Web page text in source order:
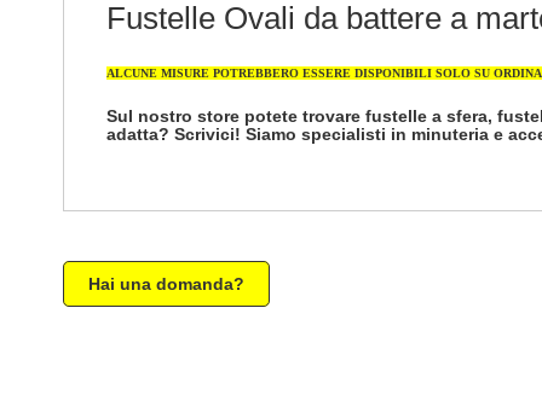
Fustelle Ovali da battere a
ALCUNE MISURE POTREBBERO ESSERE DISPONIBILI SOLO SU
Sul nostro store potete trovare fustelle a sfera,
adatta? Scrivici! Siamo specialisti in minuteria e
Hai una domanda?